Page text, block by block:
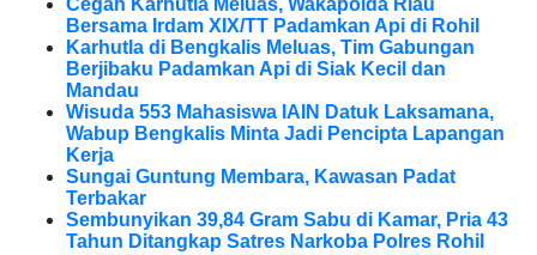
Cegah Karhutla Meluas, Wakapolda Riau
Bersama Irdam XIX/TT Padamkan Api di Rohil
Karhutla di Bengkalis Meluas, Tim Gabungan
Berjibaku Padamkan Api di Siak Kecil dan
Mandau
Wisuda 553 Mahasiswa IAIN Datuk Laksamana,
Wabup Bengkalis Minta Jadi Pencipta Lapangan
Kerja
Sungai Guntung Membara, Kawasan Padat
Terbakar
Sembunyikan 39,84 Gram Sabu di Kamar, Pria 43
Tahun Ditangkap Satres Narkoba Polres Rohil